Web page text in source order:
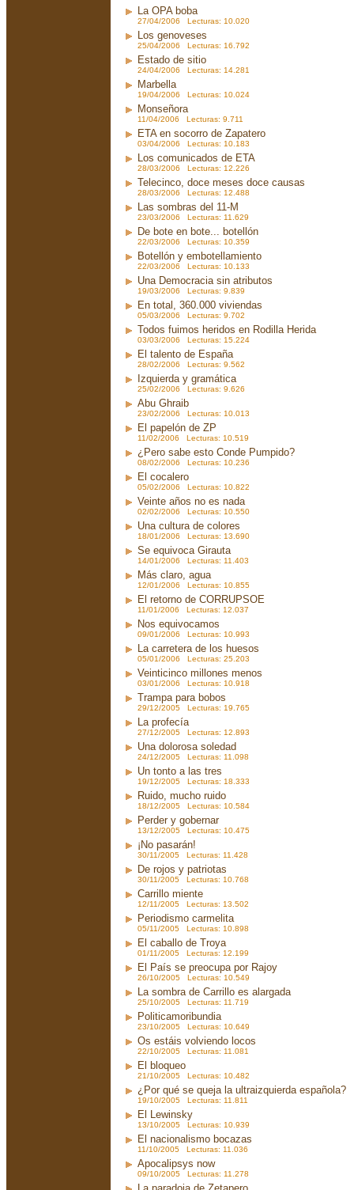
La OPA boba
27/04/2006 Lecturas: 10.020
Los genoveses
25/04/2006 Lecturas: 16.792
Estado de sitio
24/04/2006 Lecturas: 14.281
Marbella
19/04/2006 Lecturas: 10.024
Monseñora
11/04/2006 Lecturas: 9.711
ETA en socorro de Zapatero
03/04/2006 Lecturas: 10.183
Los comunicados de ETA
28/03/2006 Lecturas: 12.226
Telecinco, doce meses doce causas
28/03/2006 Lecturas: 12.488
Las sombras del 11-M
23/03/2006 Lecturas: 11.629
De bote en bote... botellón
22/03/2006 Lecturas: 10.359
Botellón y embotellamiento
22/03/2006 Lecturas: 10.133
Una Democracia sin atributos
19/03/2006 Lecturas: 9.839
En total, 360.000 viviendas
05/03/2006 Lecturas: 9.702
Todos fuimos heridos en Rodilla Herida
03/03/2006 Lecturas: 15.224
El talento de España
28/02/2006 Lecturas: 9.562
Izquierda y gramática
25/02/2006 Lecturas: 9.626
Abu Ghraib
23/02/2006 Lecturas: 10.013
El papelón de ZP
11/02/2006 Lecturas: 10.519
¿Pero sabe esto Conde Pumpido?
08/02/2006 Lecturas: 10.236
El cocalero
05/02/2006 Lecturas: 10.822
Veinte años no es nada
02/02/2006 Lecturas: 10.550
Una cultura de colores
18/01/2006 Lecturas: 13.690
Se equivoca Girauta
14/01/2006 Lecturas: 11.403
Más claro, agua
12/01/2006 Lecturas: 10.855
El retorno de CORRUPSOE
11/01/2006 Lecturas: 12.037
Nos equivocamos
09/01/2006 Lecturas: 10.993
La carretera de los huesos
05/01/2006 Lecturas: 25.203
Veinticinco millones menos
03/01/2006 Lecturas: 10.918
Trampa para bobos
29/12/2005 Lecturas: 19.765
La profecía
27/12/2005 Lecturas: 12.893
Una dolorosa soledad
24/12/2005 Lecturas: 11.098
Un tonto a las tres
19/12/2005 Lecturas: 18.333
Ruido, mucho ruido
18/12/2005 Lecturas: 10.584
Perder y gobernar
13/12/2005 Lecturas: 10.475
¡No pasarán!
30/11/2005 Lecturas: 11.428
De rojos y patriotas
30/11/2005 Lecturas: 10.768
Carrillo miente
12/11/2005 Lecturas: 13.502
Periodismo carmelita
05/11/2005 Lecturas: 10.898
El caballo de Troya
01/11/2005 Lecturas: 12.199
El País se preocupa por Rajoy
26/10/2005 Lecturas: 10.549
La sombra de Carrillo es alargada
25/10/2005 Lecturas: 11.719
Politicamoribundia
23/10/2005 Lecturas: 10.649
Os estáis volviendo locos
22/10/2005 Lecturas: 11.081
El bloqueo
21/10/2005 Lecturas: 10.482
¿Por qué se queja la ultraizquierda española?
19/10/2005 Lecturas: 11.811
El Lewinsky
13/10/2005 Lecturas: 10.939
El nacionalismo bocazas
11/10/2005 Lecturas: 11.036
Apocalipsys now
09/10/2005 Lecturas: 11.278